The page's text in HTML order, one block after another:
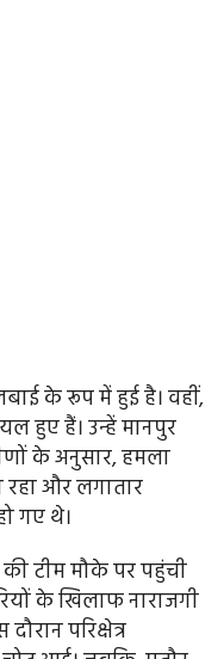
के रूप में हुई है। वहीं,
हुए हैं। उन्हें मानपुर
के अनुसार, हमला
और लगातार
गए थे।
टीम मौके पर पहुंची
के खिलाफ नाराजगी
परिक्षेत्र